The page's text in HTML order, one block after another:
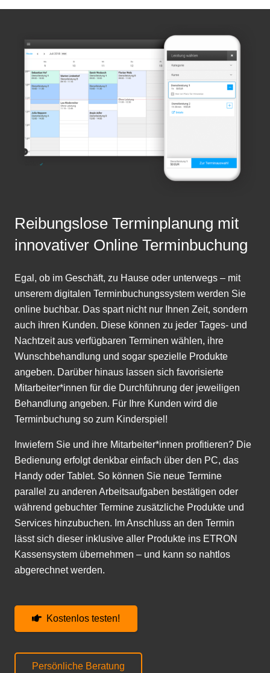
Reibungslose Terminplanung mit
innovativer Online Terminbuchung
Egal, ob im Geschäft, zu Hause oder unterwegs – mit
unserem digitalen Terminbuchungssystem werden Sie
online buchbar. Das spart nicht nur Ihnen Zeit, sondern
auch ihren Kunden. Diese können zu jeder Tages- und
Nachtzeit aus verfügbaren Terminen wählen, ihre
Wunschbehandlung und sogar spezielle Produkte
angeben. Darüber hinaus lassen sich favorisierte
Mitarbeiter*innen für die Durchführung der jeweiligen
Behandlung angeben. Für Ihre Kunden wird die
Terminbuchung so zum Kinderspiel!
Inwiefern Sie und ihre Mitarbeiter*innen profitieren? Die
Bedienung erfolgt denkbar einfach über den PC, das
Handy oder Tablet. So können Sie neue Termine
parallel zu anderen Arbeitsaufgaben bestätigen oder
während gebuchter Termine zusätzliche Produkte und
Services hinzubuchen. Im Anschluss an den Termin
lässt sich dieser inklusive aller Produkte ins ETRON
Kassensystem übernehmen – und kann so nahtlos
abgerechnet werden.
Kostenlos testen!
Persönliche Beratung